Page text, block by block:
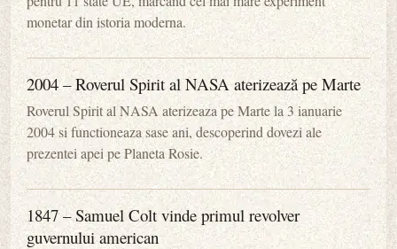
monetar din istoria moderna.
2004 – Roverul Spirit al NASA aterizează pe Marte
Roverul Spirit al NASA aterizeaza pe Marte la 3 ianuarie
2004 si functioneaza sase ani, descoperind dovezi ale
prezentei apei pe Planeta Rosie.
1847 – Samuel Colt vinde primul revolver
guvernului american